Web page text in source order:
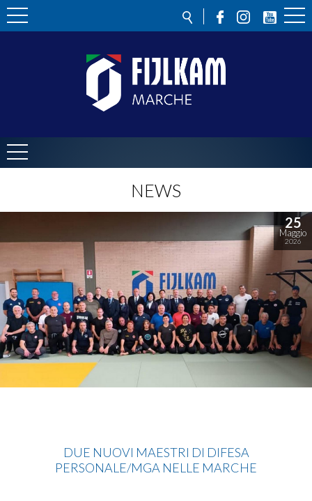
NEWS
25
Maggio
2026
DUE NUOVI MAESTRI DI DIFESA
PERSONALE/MGA NELLE MARCHE